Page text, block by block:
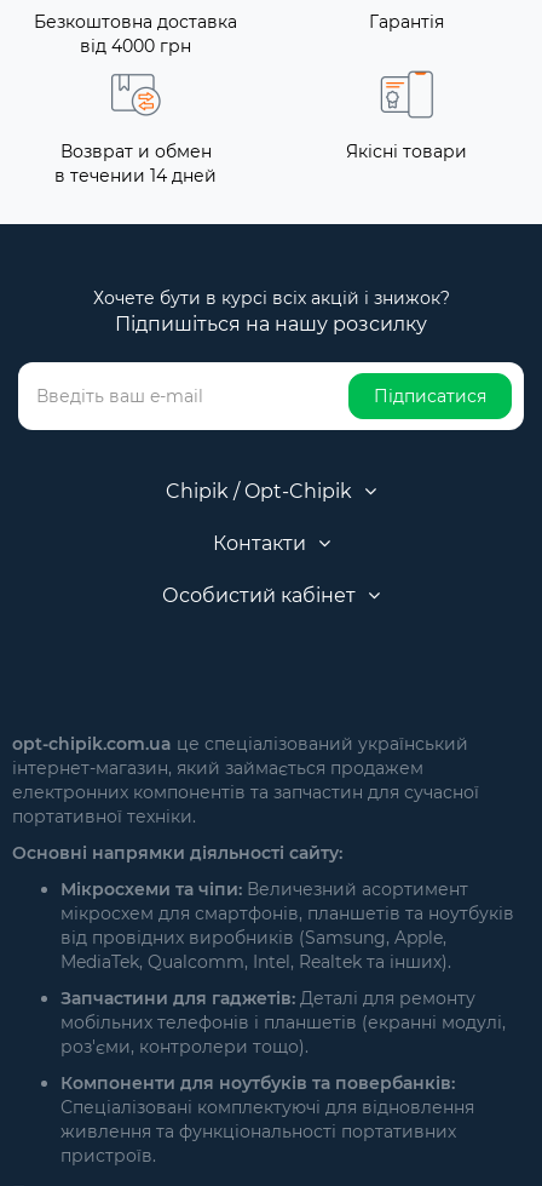
Безкоштовна доставка
від 4000 грн
Гарантія
Возврат и обмен
в течении 14 дней
Якісні товари
Хочете бути в курсі всіх акцій і знижок?
Підпишіться на нашу розсилку
Підписатися
Chipik / Opt-Chipik
Контакти
Особистий кабінет
opt-chipik.com.ua це спеціалізований український
інтернет-магазин, який займається продажем
електронних компонентів та запчастин для сучасної
портативної техніки.
Основні напрямки діяльності сайту:
Мікросхеми та чіпи: Величезний асортимент
мікросхем для смартфонів, планшетів та ноутбуків
від провідних виробників (Samsung, Apple,
MediaTek, Qualcomm, Intel, Realtek та інших).
Запчастини для гаджетів: Деталі для ремонту
мобільних телефонів і планшетів (екранні модулі,
роз'єми, контролери тощо).
Компоненти для ноутбуків та повербанків:
Спеціалізовані комплектуючі для відновлення
живлення та функціональності портативних
пристроїв.